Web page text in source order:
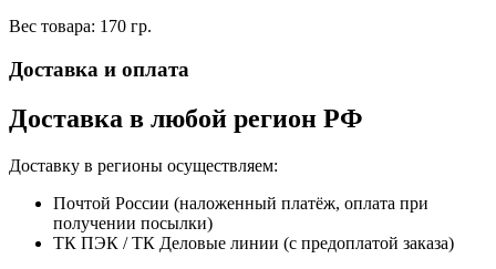
Вес товара: 170 гр.
Доставка и оплата
Доставка в любой регион РФ
Доставку в регионы осуществляем:
Почтой России (наложенный платёж, оплата при
получении посылки)
ТК ПЭК / ТК Деловые линии (с предоплатой заказа)